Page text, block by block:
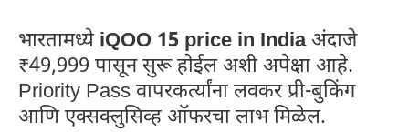
भारतामध्ये iQOO 15 price in Indiaअंदाजे
₹49,999 पासून सुरू होईल अशी अपेक्षा आहे.
Priority Pass वापरकर्त्यांना लवकर प्री-बुकिंग
आणि एक्सक्लुसिव्ह ऑफरचा लाभ मिळेल.